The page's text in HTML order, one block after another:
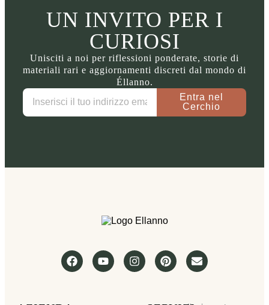
UN INVITO PER I
CURIOSI
Unisciti a noi per riflessioni ponderate, storie di
materiali rari e aggiornamenti discreti dal mondo di
Éllanno.
Entra nel
Cerchio